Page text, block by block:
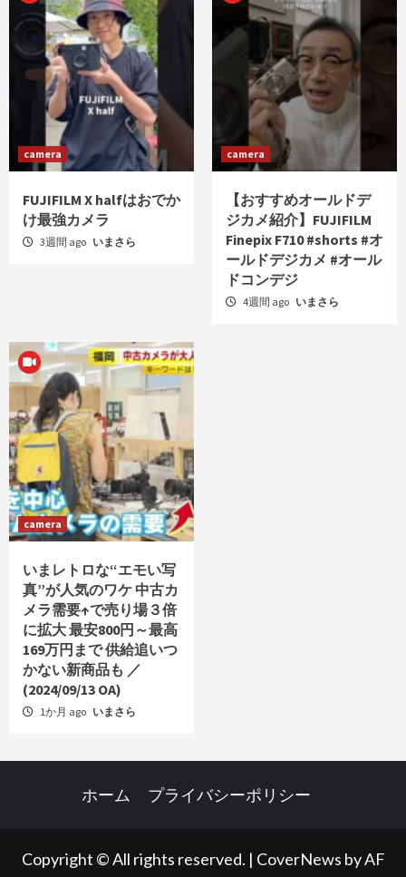
camera
FUJIFILM X halfはおでか
け最強カメラ
3週間 ago いまさら
camera
【おすすめオールドデ
ジカメ紹介】FUJIFILM
Finepix F710 #shorts #オ
ールドデジカメ #オール
ドコンデジ
4週間 ago いまさら
camera
いまレトロな“エモい写
真”が人気のワケ 中古カ
メラ需要↑で売り場３倍
に拡大 最安800円～最高
169万円まで 供給追いつ
かない新商品も ／
(2024/09/13 OA)
1か月 ago いまさら
ホーム プライバシーポリシー
Copyright © All rights reserved. | CoverNews by AF